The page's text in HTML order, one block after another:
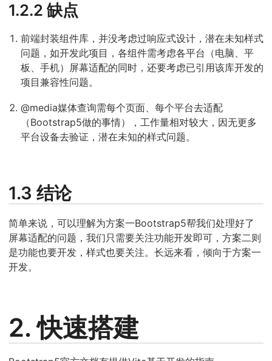
1.2.2 缺点
前端封装组件库，并没考虑过响应式设计，潜在未知样式
问题，如开发此项目，各组件需考虑各平台（电脑、平
板、手机）屏幕适配的同时，还要考虑已引用该库开发的
项目兼容性问题。
@media媒体查询需每个页面、每个平台去适配
（Bootstrap5做的事情），工作量相对较大，因无更多
平台设备去验证，潜在未知的样式问题。
1.3 结论
简单来说，可以理解为方案一Bootstrap5帮我们处理好了
屏幕适配的问题，我们只需要关注功能开发即可，方案二则
是功能也要开发，样式也要关注。长远来看，倾向于方案一
开发。
2. 快速搭建